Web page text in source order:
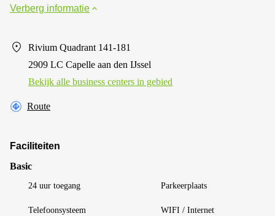
Verberg informatie
Rivium Quadrant 141-181
2909 LC Capelle aan den IJssel
Bekijk alle business centers in gebied
Route
Faciliteiten
Basic
24 uur toegang Parkeerplaats
Telefoonsysteem WIFI / Internet